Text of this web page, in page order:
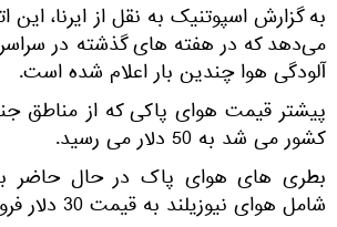
به گزارش اسپوتنیک به نقل از ایرنا،
می‌دهد که در هفته های گذشته در
آلودگی هوا چندین بار اعلام شده است.
پیشتر قیمت هوای پاکی که از مناطق
کشور می شد به 50 دلار می رسید.
بطری های هوای پاک در حال حاضر
شامل هوای نیوزیلند به قیمت 30 دلار فروخته می شود.